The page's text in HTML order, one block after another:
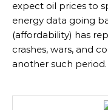
expect oil prices to
energy data going
(affordability) has
crashes, wars, and
another such